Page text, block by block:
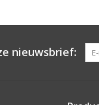
nieuwsbrief: